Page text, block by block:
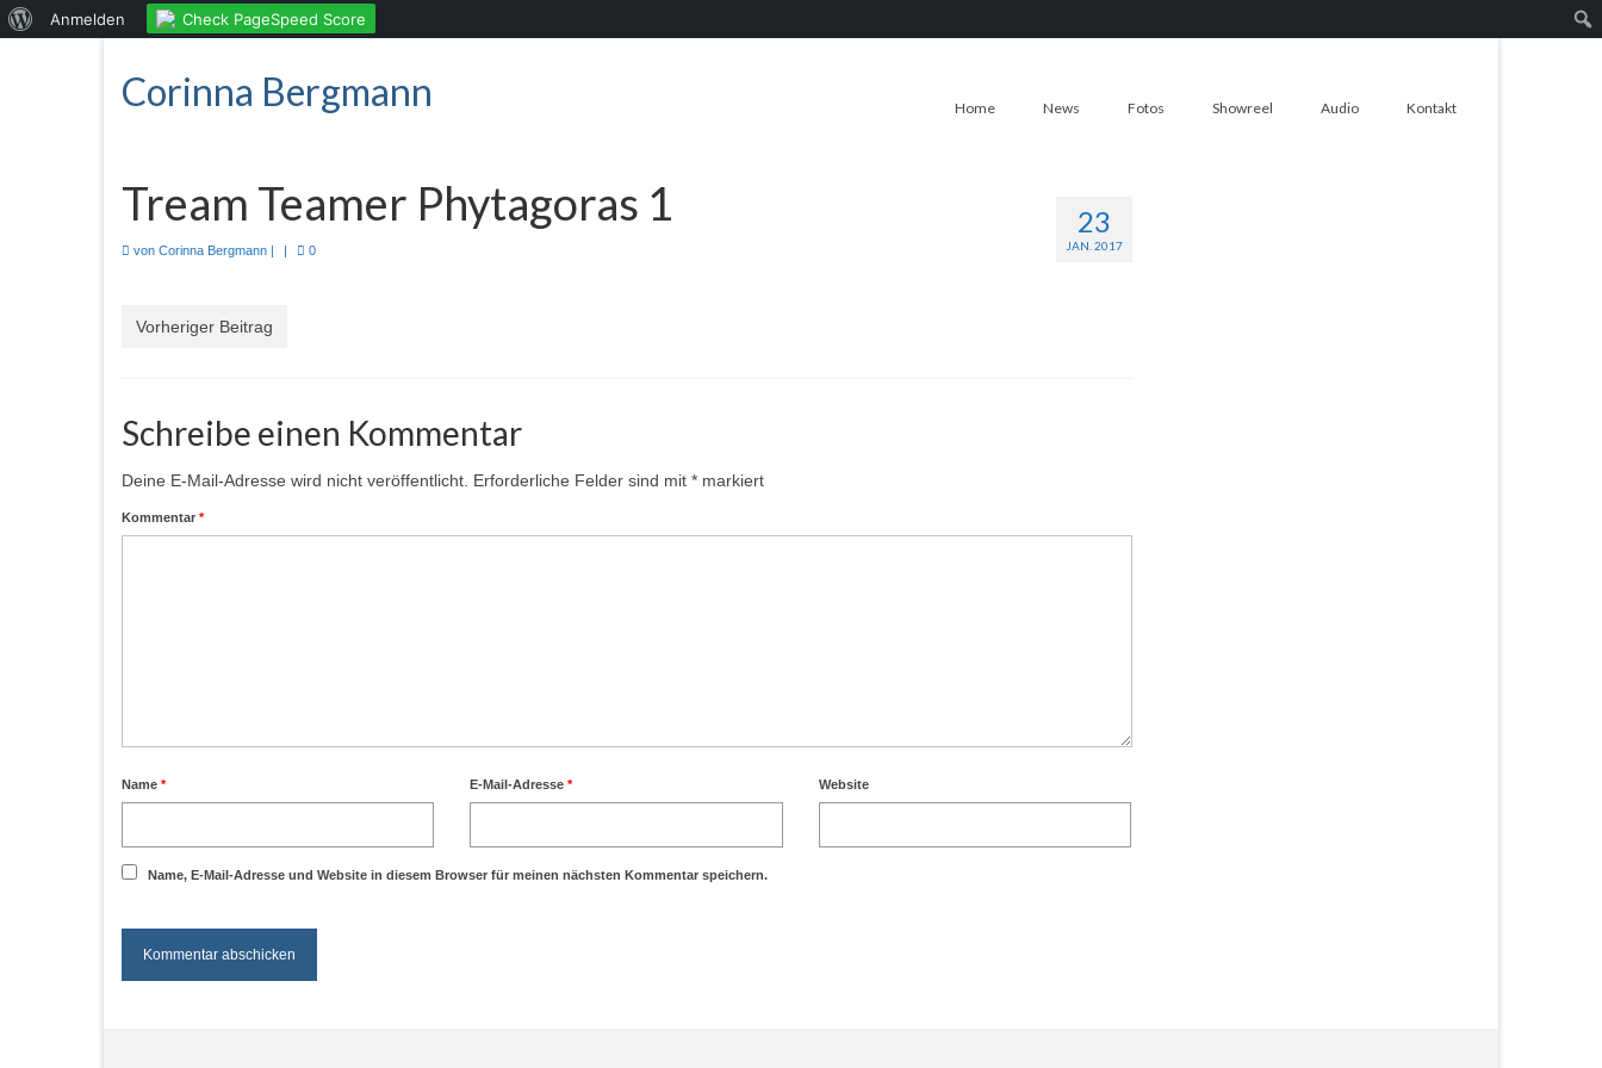
Über
Anmelden
Check PageSpeed Score
Corinna Bergmann Home News Fotos Showreel Audio Kontakt
23
JAN. 2017
Tream Teamer Phytagoras 1
von Corinna Bergmann | | 0
Vorheriger Beitrag
Schreibe einen Kommentar
Deine E-Mail-Adresse wird nicht veröffentlicht. Erforderliche Felder sind mit * markiert
Kommentar *
Name * E-Mail-Adresse* Website
Name, E-Mail-Adresse und Website in diesem Browser für meinen nächsten Kommentar speichern.